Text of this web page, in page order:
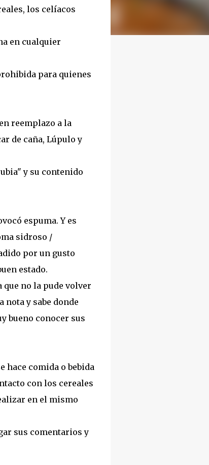
los celíacos
en cualquier
para quienes
reemplazo a la
de caña, Lúpulo y
y su contenido
espuma. Y es
sidroso /
por un gusto
estado.
no la pude volver
nota y sabe donde
bueno conocer sus
hace comida o bebida
con los cereales
en el mismo
sus comentarios y